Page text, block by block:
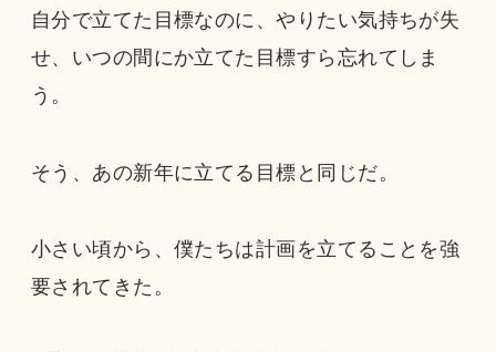
自分で立てた目標なのに、やりたい気持ちが失
せ、いつの間にか立てた目標すら忘れてしま
う。
そう、あの新年に立てる目標と同じだ。
小さい頃から、僕たちは計画を立てることを強
要されてきた。